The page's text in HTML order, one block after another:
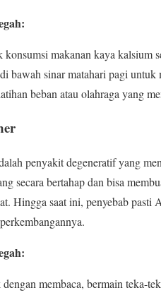
konsumsi makanan kaya kalsium
bawah sinar matahari pagi
beban atau olahraga yang
penyakit degeneratif yang
secara bertahap dan bisa
Hingga saat ini, penyebab
membaca, bermain teka-